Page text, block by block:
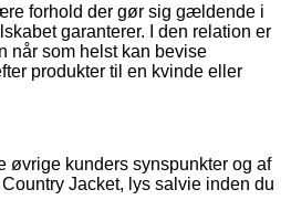
forhold der gør sig gældende i
garanterer. I den relation er
når som helst kan bevise
produkter til en kvinde eller
kunders synspunkter og af
Jacket, lys salvie inden du